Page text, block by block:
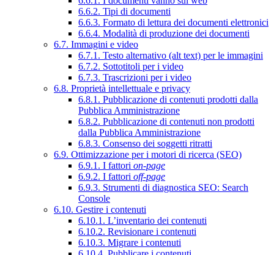
6.6.2. Tipi di documenti
6.6.3. Formato di lettura dei documenti elettronici
6.6.4. Modalità di produzione dei documenti
6.7. Immagini e video
6.7.1. Testo alternativo (alt text) per le immagini
6.7.2. Sottotitoli per i video
6.7.3. Trascrizioni per i video
6.8. Proprietà intellettuale e privacy
6.8.1. Pubblicazione di contenuti prodotti dalla
Pubblica Amministrazione
6.8.2. Pubblicazione di contenuti non prodotti
dalla Pubblica Amministrazione
6.8.3. Consenso dei soggetti ritratti
6.9. Ottimizzazione per i motori di ricerca (SEO)
6.9.1. I fattori on-page
6.9.2. I fattori off-page
6.9.3. Strumenti di diagnostica SEO: Search
Console
6.10. Gestire i contenuti
6.10.1. L’inventario dei contenuti
6.10.2. Revisionare i contenuti
6.10.3. Migrare i contenuti